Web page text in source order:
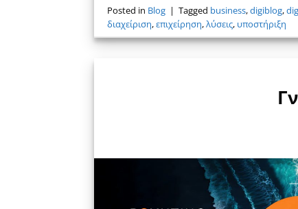
Posted in Blog | Tagged business,digiblog,
διαχείριση,επιχείρηση,λύσεις, υποστήριξη